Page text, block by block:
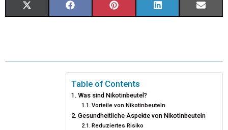
W E
B
O
O
T
R
E
K
I
I
Table of Contents
Was sind Nikotinbeutel?
Vorteile von Nikotinbeuteln
Gesundheitliche Aspekte von Nikotinbeuteln
Reduziertes Risiko